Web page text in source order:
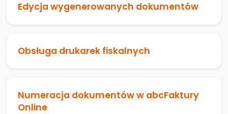
Edycja wygenerowanych dokumentów
Obsługa drukarek fiskalnych
Numeracja dokumentów w abcFaktury
Online